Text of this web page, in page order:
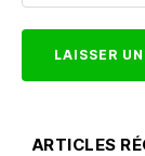
ARTICLES